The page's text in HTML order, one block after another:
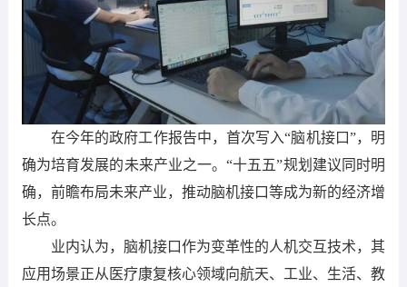
在今年的政府工作报告中，首次写入“脑机接口”，明
确为培育发展的未来产业之一。“十五五”规划建议同时明
确，前瞻布局未来产业，推动脑机接口等成为新的经济增
长点。
业内认为，脑机接口作为变革性的人机交互技术，其
应用场景正从医疗康复核心领域向航天、工业、生活、教